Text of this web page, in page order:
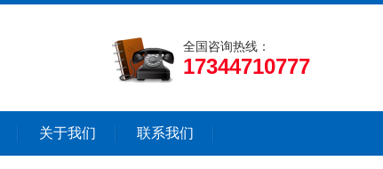
全国咨询热线：
17344710777
关于我们 联系我们